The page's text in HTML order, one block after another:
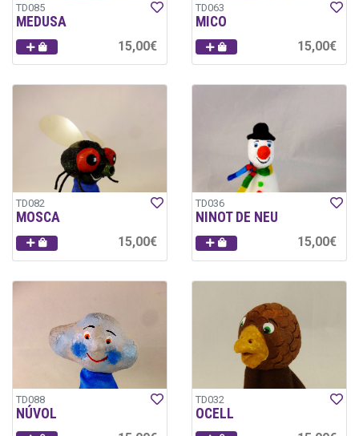
TD085
MEDUSA
15,00€
TD063
MICO
15,00€
TD082
MOSCA
15,00€
TD036
NINOT DE NEU
15,00€
TD088
NÚVOL
TD032
OCELL